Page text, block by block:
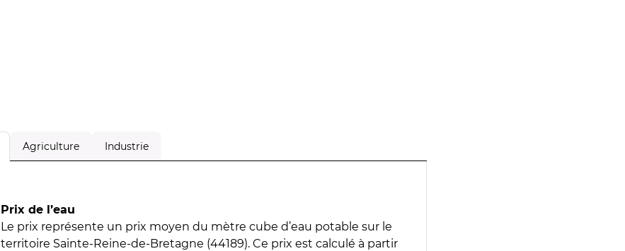
Agriculture Industrie
Prix de l’eau
Le prix représente un prix moyen du mètre cube d’eau potable sur le
territoire Sainte-Reine-de-Bretagne (44189). Ce prix est calculé à partir